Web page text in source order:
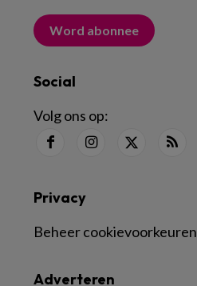
Word abonnee
Social
Volg ons op:
Adverteren
Privacy
Beheer cookievoorkeuren